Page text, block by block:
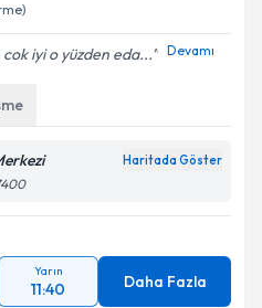
iyi o yüzden eda... Devamı
Haritada Göster
Yarın
11:40 Daha Fazla